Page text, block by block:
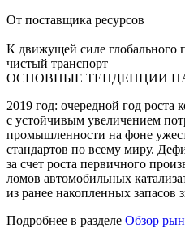
От поставщика ресурсов
К движущей силе глобального
чистый транспорт
ОСНОВНЫЕ ТЕНДЕНЦИИ
2019 год: очередной год роста
с устойчивым увеличением
промышленности на фоне
стандартов по всему миру.
за счет роста первичного
ломов автомобильных
из ранее накопленных запасов
Подробнее в разделе Обзор